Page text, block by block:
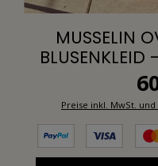
MUSSELIN
Preise inkl. MwSt. und